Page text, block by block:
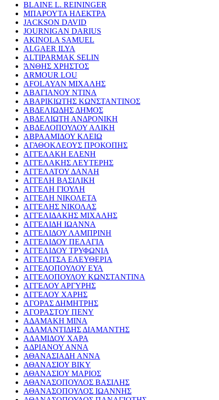
BLAINE L. REININGER
ΜΠΑΡΟΥΤΑ ΗΛΕΚΤΡΑ
JACKSON DAVID
JOURNIGAN DARIUS
AKINOLA SAMUEL
ALGAER ILYA
ALTIPARMAK SELIN
ΆΝΘΗΣ ΧΡΗΣΤΟΣ
ARMOUR LOU
AFOLAYAN ΜΙΧΑΛΗΣ
ΑΒΑΓΙΑΝΟΥ ΝΤΙΝΑ
ΑΒΑΡΙΚΙΩΤΗΣ ΚΩΝΣΤΑΝΤΙΝΟΣ
ΑΒΔΕΛΙΩΔΗΣ ΔΗΜΟΣ
ΑΒΔΕΛΙΩΤΗ ΑΝΔΡΟΝΙΚΗ
ΑΒΔΕΛΟΠΟΥΛΟΥ ΑΛΙΚΗ
ΑΒΡΑΑΜΙΔΟΥ ΚΛΕΙΩ
ΑΓΑΘΟΚΛΕΟΥΣ ΠΡΟΚΟΠΗΣ
ΑΓΓΕΛΑΚΗ ΕΛΕΝΗ
ΑΓΓΕΛΑΚΗΣ ΛΕΥΤΕΡΗΣ
ΑΓΓΕΛΑΤΟΥ ΔΑΝΑΗ
ΑΓΓΕΛΗ ΒΑΣΙΛΙΚΗ
ΑΓΓΕΛΗ ΓΙΟΥΛΗ
ΑΓΓΕΛΗ ΝΙΚΟΛΕΤΑ
ΑΓΓΕΛΗΣ ΝΙΚΟΛΑΣ
ΑΓΓΕΛΙΔΑΚΗΣ ΜΙΧΑΛΗΣ
ΑΓΓΕΛΙΔΗ ΙΩΑΝΝΑ
ΑΓΓΕΛΙΔΟΥ ΛΑΜΠΡΙΝΗ
ΑΓΓΕΛΙΔΟΥ ΠΕΛΑΓΙΑ
ΑΓΓΕΛΙΔΟΥ ΤΡΥΦΩΝΙΑ
ΑΓΓΕΛΙΤΣΑ ΕΛΕΥΘΕΡΙΑ
ΑΓΓΕΛΟΠΟΥΛΟΥ ΕΥΑ
ΑΓΓΕΛΟΠΟΥΛΟΥ ΚΩΝΣΤΑΝΤΙΝΑ
ΑΓΓΕΛΟΥ ΑΡΓΥΡΗΣ
ΑΓΓΕΛΟΥ ΧΑΡΗΣ
ΑΓΟΡΑΣ ΔΗΜΗΤΡΗΣ
ΑΓΟΡΑΣΤΟΥ ΠΕΝΥ
ΑΔΑΜΑΚΗ ΜΙΝΑ
ΑΔΑΜΑΝΤΙΔΗΣ ΔΙΑΜΑΝΤΗΣ
ΑΔΑΜΙΔΟΥ ΧΑΡΑ
ΑΔΡΙΑΝΟΥ ΑΝΝΑ
ΑΘΑΝΑΣΙΑΔΗ ΑΝΝΑ
ΑΘΑΝΑΣΙΟΥ ΒΙΚΥ
ΑΘΑΝΑΣΙΟΥ ΜΑΡΙΟΣ
ΑΘΑΝΑΣΟΠΟΥΛΟΣ ΒΑΣΙΛΗΣ
ΑΘΑΝΑΣΟΠΟΥΛΟΣ ΙΩΑΝΝΗΣ